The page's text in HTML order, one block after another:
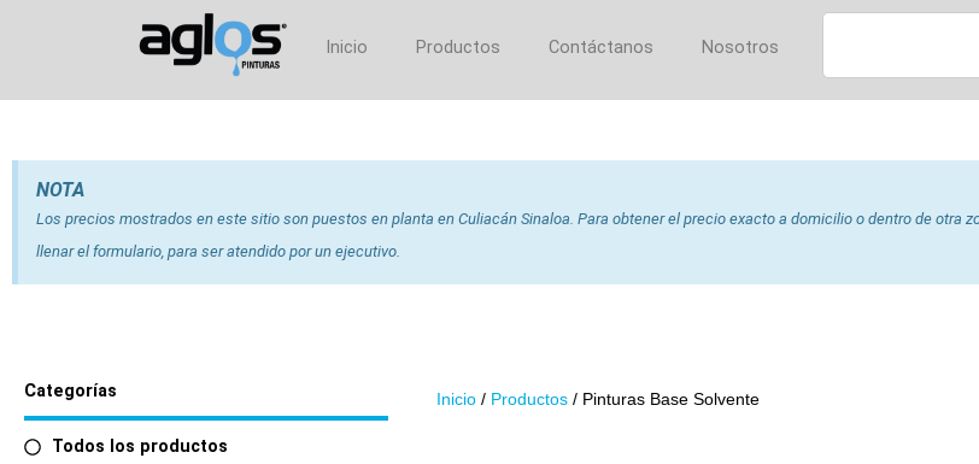
Inicio Productos Contáctanos Nosotros
NOTA
Los precios mostrados en este sitio son puestos en planta en Culiacán Sinaloa. Para obtener el precio exacto a domicilio o dentro de otra
llenar el formulario, para ser atendido por un ejecutivo.
Categorías
Todos los productos
Inicio/ Productos/ Pinturas Base Solvente